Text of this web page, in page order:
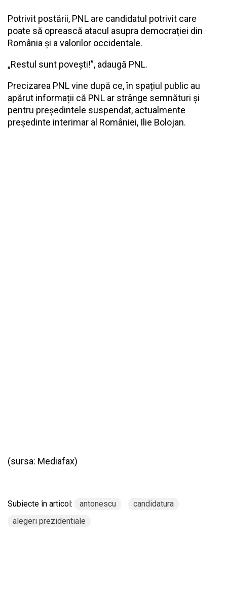
Potrivit postării, PNL are candidatul potrivit care
poate să oprească atacul asupra democrației din
România și a valorilor occidentale.
„Restul sunt povești!”, adaugă PNL.
Precizarea PNL vine după ce, în spațiul public au
apărut informații că PNL ar strânge semnături și
pentru președintele suspendat, actualmente
președinte interimar al României, Ilie Bolojan.
(sursa: Mediafax)
Subiecte în articol: antonescu
candidatura
alegeri prezidentiale